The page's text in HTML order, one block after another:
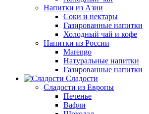
Напитки из Азии
Соки и нектары
Газированные напитки
Холодный чай и кофе
Напитки из России
Marengo
Натуральные напитки
Газированные напитки
Сладости
Сладости из Европы
Печенье
Вафли